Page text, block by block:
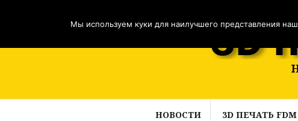
НОВОСТИ 3D ПЕЧАТЬ FDM
Мы используем куки для наилучшего представления